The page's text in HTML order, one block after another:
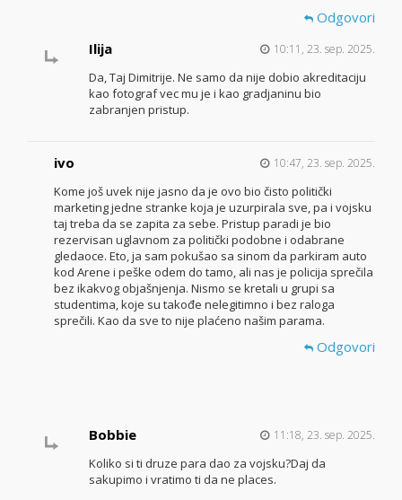
Odgovori
Ilija
10:11, 23. sep. 2025.
Da, Taj Dimitrije. Ne samo da nije dobio akreditaciju
kao fotograf vec mu je i kao gradjaninu bio
zabranjen pristup.
ivo 10:47, 23. sep. 2025.
Kome još uvek nije jasno da je ovo bio čisto politički
marketing jedne stranke koja je uzurpirala sve, pa i vojsku
taj treba da se zapita za sebe. Pristup paradi je bio
rezervisan uglavnom za politički podobne i odabrane
gledaoce. Eto, ja sam pokušao sa sinom da parkiram auto
kod Arene i peške odem do tamo, ali nas je policija sprečila
bez ikakvog objašnjenja. Nismo se kretali u grupi sa
studentima, koje su takođe nelegitimno i bez raloga
sprečili. Kao da sve to nije plaćeno našim parama.
Odgovori
Bobbie 11:18, 23. sep. 2025.
Koliko si ti druze para dao za vojsku?Daj da
sakupimo i vratimo ti da ne places.